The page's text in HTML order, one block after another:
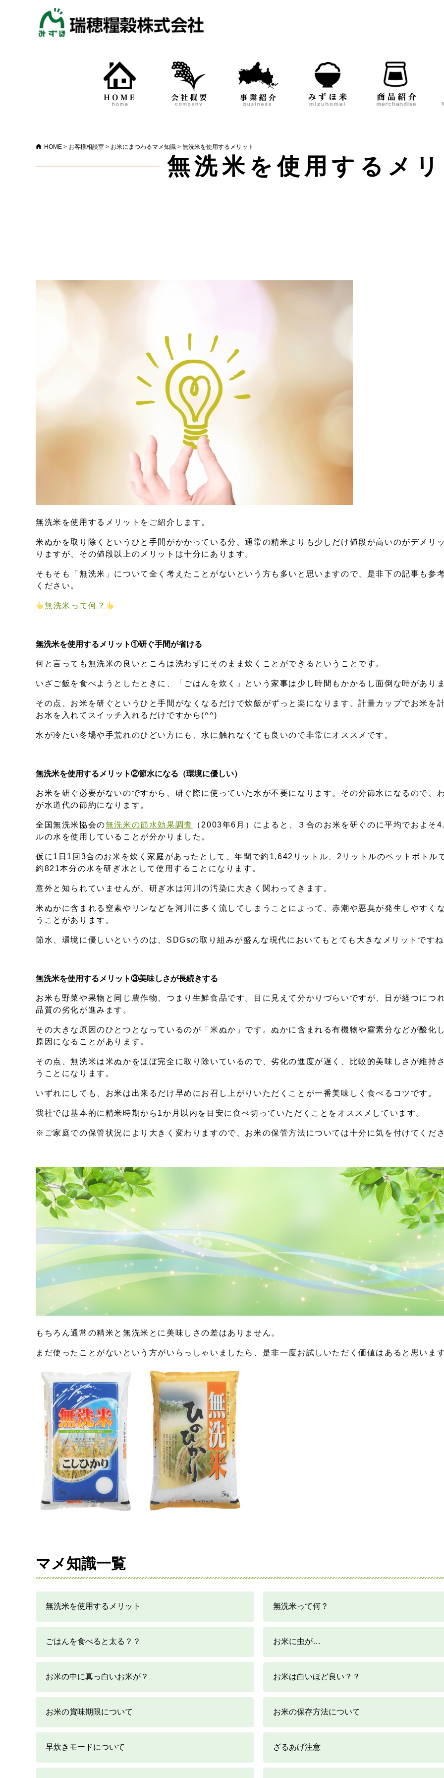
HOME > お客様相談室 > お米にまつわるマメ知識 > 無洗米を使用するメリット
無洗米を使用するメ
無洗米を使用するメリットをご紹介します。
米ぬかを取り除くというひと手間がかかっている分、通常の精米よりも少しだけ値段が高いのがデメリ
りますが、その値段以上のメリットは十分にあります。
そもそも「無洗米」について全く考えたことがないという方も多いと思いますので、是非下の記事も参
ください。
無洗米って何？
無洗米を使用するメリット①研ぐ手間が省ける
何と言っても無洗米の良いところは洗わずにそのまま炊くことができるということです。
いざご飯を食べようとしたときに、「ごはんを炊く」という家事は少し時間もかかるし面倒な時があり
その点、お米を研ぐというひと手間がなくなるだけで炊飯がずっと楽になります。計量カップでお米を
お水を入れてスイッチ入れるだけですから(^^)
水が冷たい冬場や手荒れのひどい方にも、水に触れなくても良いので非常にオススメです。
無洗米を使用するメリット②節水になる（環境に優しい）
お米を研ぐ必要がないのですから、研ぐ際に使っていた水が不要になります。その分節水になるので、
が水道代の節約になります。
全国無洗米協会の無洗米の節水効果調査
（2003年6月）によると、３合のお米を研ぐのに平均でおよそ
ルの水を使用していることが分かりました。
仮に1日1回3合のお米を炊く家庭があったとして、年間で約1,642リットル、2リットルのペットボトル
約821本分の水を研ぎ水として使用することになります。
意外と知られていませんが、研ぎ水は河川の汚染に大きく関わってきます。
米ぬかに含まれる窒素やリンなどを河川に多く流してしまうことによって、赤潮や悪臭が発生しやすく
うことがあります。
節水、環境に優しいというのは、SDGsの取り組みが盛んな現代においてもとても大きなメリットです
無洗米を使用するメリット③美味しさが長続きする
お米も野菜や果物と同じ農作物、つまり生鮮食品です。目に見えて分かりづらいですが、日が経つにつ
品質の劣化が進みます。
その大きな原因のひとつとなっているのが「米ぬか」です。ぬかに含まれる有機物や窒素分などが酸化
原因になることがあります。
その点、無洗米は米ぬかをほぼ完全に取り除いているので、劣化の進度が遅く、比較的美味しさが維持
うことになります。
いずれにしても、お米は出来るだけ早めにお召し上がりいただくことが一番美味しく食べるコツです。
我社では基本的に精米時期から1か月以内を目安に食べ切っていただくことをオススメしています。
※ご家庭での保管状況により大きく変わりますので、お米の保管方法については十分に気を付けてくだ
もちろん通常の精米と無洗米とに美味しさの差はありません。
まだ使ったことがないという方がいらっしゃいましたら、是非一度お試しいただく価値はあると思いま
マメ知識一覧
無洗米を使用するメリット 無洗米って何？
ごはんを食べると太る？？ お米に虫が…
お米の中に真っ白いお米が？ お米は白いほど良い？？
お米の賞味期限について お米の保存方法について
早炊きモードについて ざるあげ注意